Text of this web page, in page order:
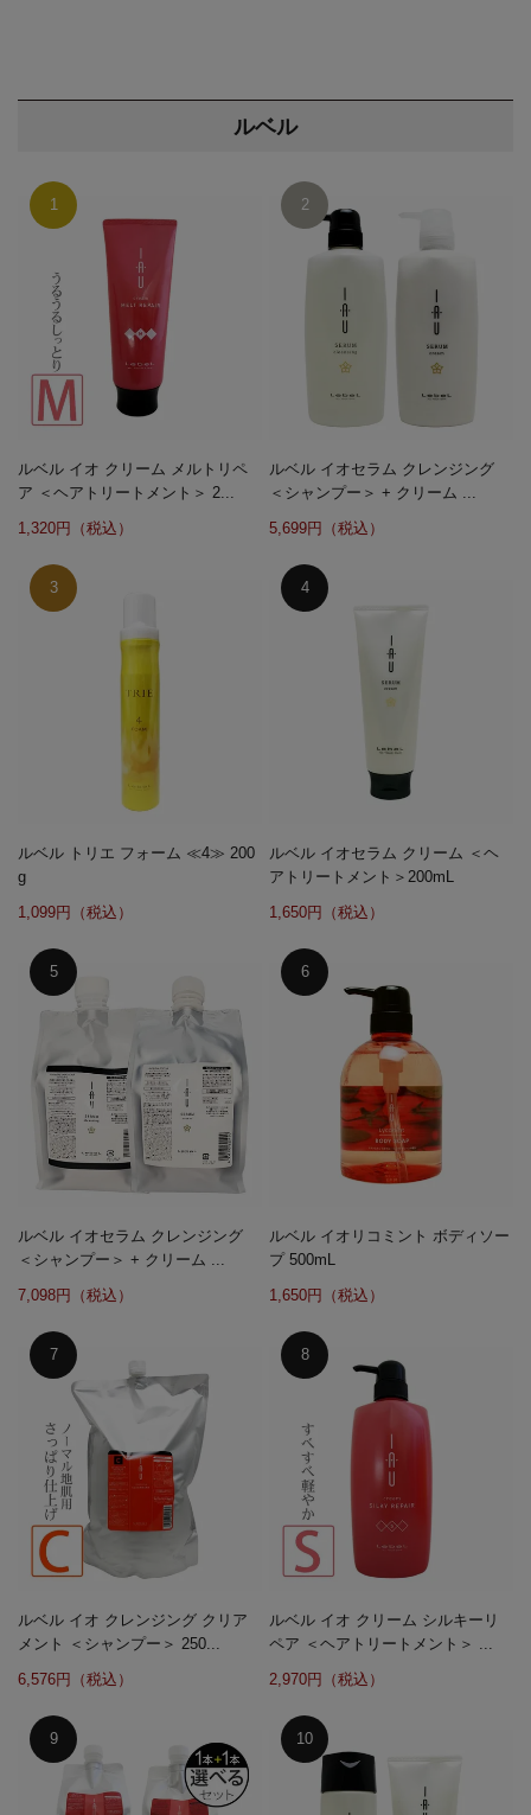
ルベル
ルベル イオ クリーム メルトリペ
ア ＜ヘアトリートメント＞ 2...
1,320円（税込）
ルベル イオセラム クレンジング
＜シャンプー＞ + クリーム ...
5,699円（税込）
ルベル トリエ フォーム ≪4≫ 200
g
1,099円（税込）
ルベル イオセラム クリーム ＜ヘ
アトリートメント＞200mL
1,650円（税込）
ルベル イオセラム クレンジング
＜シャンプー＞ + クリーム ...
7,098円（税込）
ルベル イオリコミント ボディソー
プ 500mL
1,650円（税込）
ルベル イオ クレンジング クリア
メント ＜シャンプー＞ 250...
6,576円（税込）
ルベル イオ クリーム シルキーリ
ペア ＜ヘアトリートメント＞ ...
2,970円（税込）